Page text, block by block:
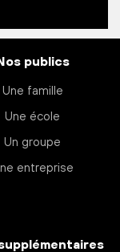
publics
Une famille
Une école
Un groupe
entreprise